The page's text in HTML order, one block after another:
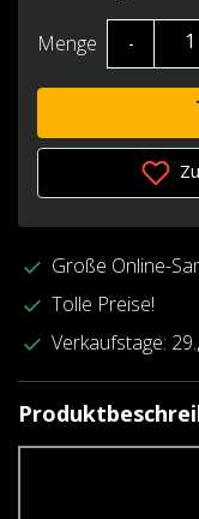
Menge -
Große Online-
Tolle Preise!
Verkaufstage: